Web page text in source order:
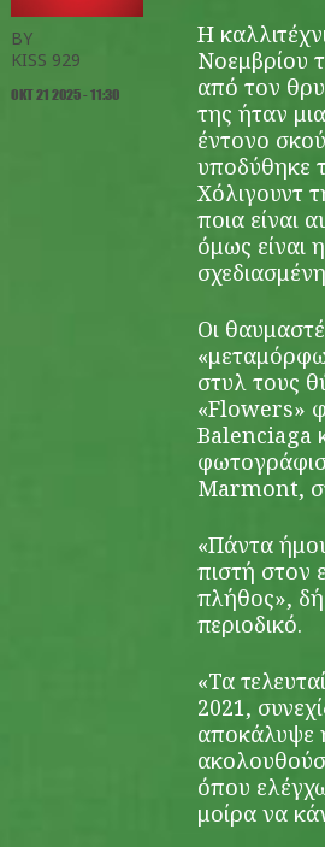
BY
KISS 929
ΟΚΤ 21 2025 - 11:30
Η
Νοεμβρίου
από τον
της ήταν
έντονο
υποδύθηκε
Χόλιγουντ
ποια είναι
όμως είναι
Οι
στυλ τους
«Flowers»
Balenciaga
Marmont,
«Πάντα
πιστή στον
πλήθος»,
περιοδικό.
«Τα
2021,
αποκάλυψε
όπου
μοίρα να